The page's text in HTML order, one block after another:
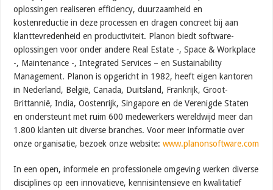
oplossingen realiseren efficiency, duurzaamheid en
kostenreductie in deze processen en dragen concreet bij aan
klanttevredenheid en productiviteit. Planon biedt software-
oplossingen voor onder andere Real Estate -, Space & Workplace
-, Maintenance -, Integrated Services – en Sustainability
Management. Planon is opgericht in 1982, heeft eigen kantoren
in Nederland, België, Canada, Duitsland, Frankrijk, Groot-
Brittannië, India, Oostenrijk, Singapore en de Verenigde Staten
en ondersteunt met ruim 600 medewerkers wereldwijd meer dan
1.800 klanten uit diverse branches. Voor meer informatie over
onze organisatie, bezoek onze website:www.planonsoftware.com
In een open, informele en professionele omgeving werken diverse
disciplines op een innovatieve, kennisintensieve en kwalitatief